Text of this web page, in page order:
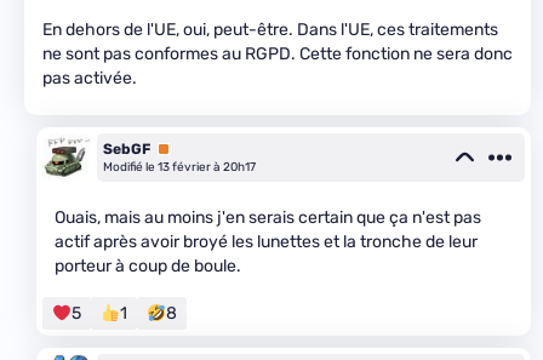
En dehors de l'UE, oui, peut-être. Dans l'UE, ces traitements
ne sont pas conformes au RGPD. Cette fonction ne sera donc
pas activée.
SebGF Premium
Modifié le 13 février à 20h17
Ouais, mais au moins j'en serais certain que ça n'est pas
actif après avoir broyé les lunettes et la tronche de leur
porteur à coup de boule.
5 1 8